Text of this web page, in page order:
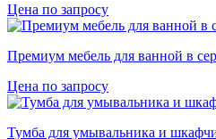
Цена по запросу
Премиум мебель для ванной в
Цена по запросу
Тумба для умывальника и